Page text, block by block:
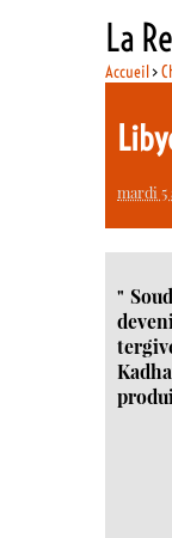
La
Accueil>
mardi 5
"